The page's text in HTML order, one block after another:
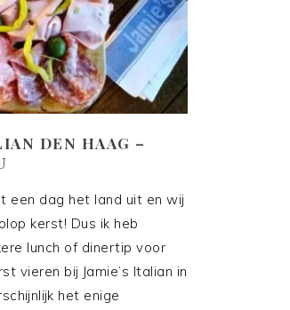
DEN HAAG –
een dag het land uit en wij
kerst! Dus ik heb
lunch of dinertip voor
vieren bij Jamie’s Italian in
het enige